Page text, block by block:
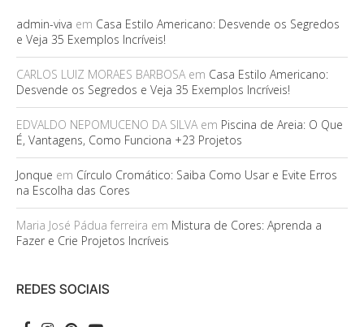
admin-viva em Casa Estilo Americano: Desvende os Segredos
e Veja 35 Exemplos Incríveis!
CARLOS LUIZ MORAES BARBOSAem Casa Estilo Americano:
Desvende os Segredos e Veja 35 Exemplos Incríveis!
EDVALDO NEPOMUCENO DA SILVAem Piscina de Areia: O Que
É, Vantagens, Como Funciona +23 Projetos
Jonque em Círculo Cromático: Saiba Como Usar e Evite Erros
na Escolha das Cores
Maria José Pádua ferreira em Mistura de Cores: Aprenda a
Fazer e Crie Projetos Incríveis
REDES SOCIAIS